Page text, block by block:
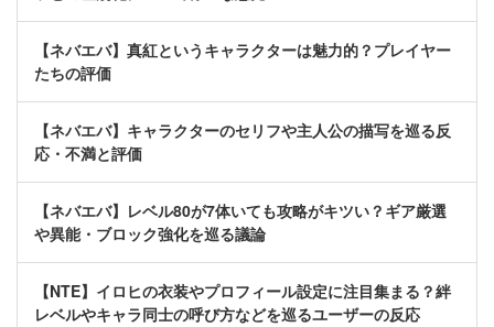
【ネバエバ】真紅というキャラクターは魅力的？プレイヤー
たちの評価
【ネバエバ】キャラクターのセリフや主人公の描写を巡る反
応・不満と評価
【ネバエバ】レベル80が7体いても攻略がキツい？ギア厳選
や異能・ブロック強化を巡る議論
【NTE】イロヒの衣装やプロフィール設定に注目集まる？絆
レベルやキャラ同士の呼び方などを巡るユーザーの反応